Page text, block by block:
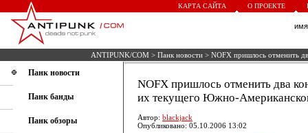
КАРТА САЙТА О ПРОЕКТЕ
ANTIPUNK/COM > Панк новости > NOFX пришлось отменить
Панк новости
Панк банды
Панк обзоры
NOFX пришлось отменить два
их текущего Южно-
Автор: blackjack
Опубликовано: 05.10.2006 13:02